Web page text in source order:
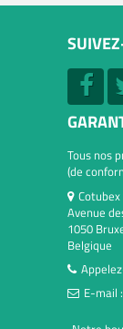
Tous nos
(de
Cotubex
Avenue
1050
Belgique
E-mail :